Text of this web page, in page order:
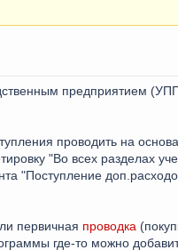
предприятием
проводить на
"Во всех разделах
"Поступление
первичная проводка
где-то можно